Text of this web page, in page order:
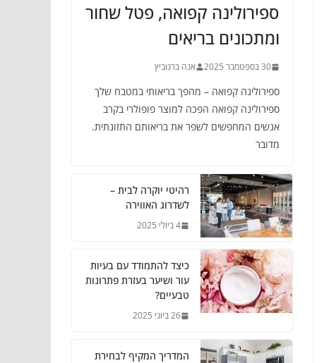
ספירולינה קפואה, פטל שחור
ומתכונים בריאים
30 בספטמבר 2025 אנה ברנוביץ
ספירולינה קפואה – מהפך בריאותי במטבח שלך
ספירולינה קפואה הפכה למוצר פופולרי בקרב
אנשים המחפשים לשפר את בריאותם התזונתית.
מדובר
רהיטי יוקרה לבית –
לשדרוג האווירה
4 ביולי 2025
כיצד להתמודד עם בעיות
עור ושיער בעזרת פתרונות
טבעיים?
26 ביוני 2025
המדריך המקיף לבחירת